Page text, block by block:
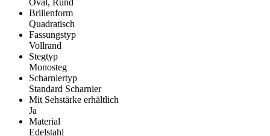
Oval, Rund
Brillenform
Quadratisch
Fassungstyp
Vollrand
Stegtyp
Monosteg
Scharniertyp
Standard Scharnier
Mit Sehstärke erhältlich
Ja
Material
Edelstahl